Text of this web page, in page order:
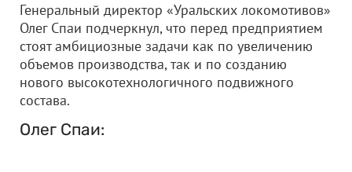
Генеральный директор «Уральских локомотивов»
Олег Спаи подчеркнул, что перед предприятием
стоят амбициозные задачи как по увеличению
объемов производства, так и по созданию
нового высокотехнологичного подвижного
состава.
Олег Спаи: